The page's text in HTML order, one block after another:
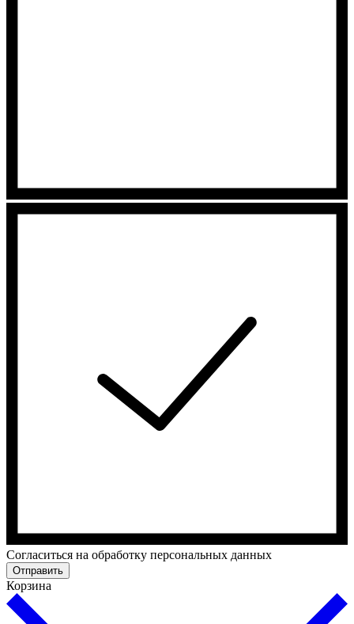
Cогласиться на обработку персональных данных
Отправить
Корзина